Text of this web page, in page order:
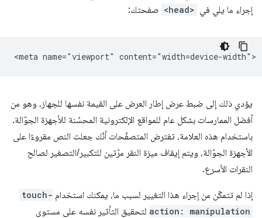
إجراء ما يلي في <head> صفحتك:
يؤدي ذلك إلى ضبط عرض إطار العرض على القيمة نفسها للجهاز، وهو من
أفضل الممارسات بشكل عام للمواقع الإلكترونية المحسّنة للأجهزة الجوّالة.
باستخدام هذه العلامة، تفترض المتصفّحات أنّك جعلت النص مقروءًا على
الأجهزة الجوّالة، ويتم إيقاف ميزة النقر مرّتين للتكبير/التصغير لصالح
النقرات الأسرع.
إذا لم تتمكّن من إجراء هذا التغيير لسبب ما، يمكنك استخدام touch-
action: manipulation لتحقيق التأثير نفسه على مستوى